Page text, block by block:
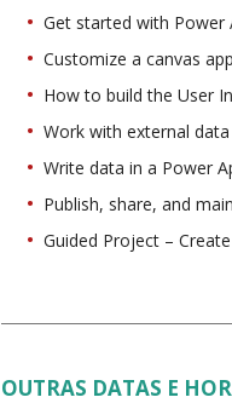
Get started with Power
Customize a canvas
How to build the User
Work with external
Write data in a Power
Publish, share, and
Guided Project –
OUTRAS DATAS E